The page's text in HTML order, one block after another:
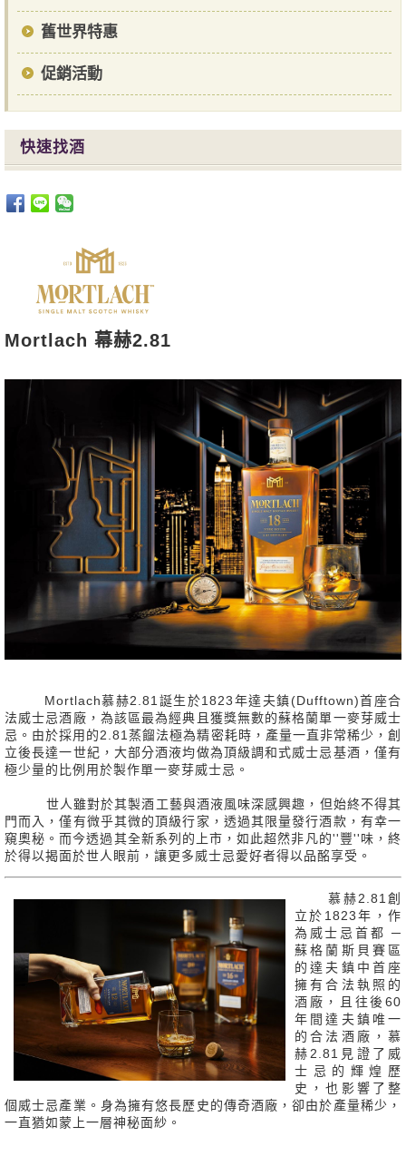
舊世界特惠
促銷活動
快速找酒
Mortlach 幕赫2.81
Mortlach慕赫2.81誕生於1823年達夫鎮(Dufftown)首座合
法威士忌酒廠，為該區最為經典且獲獎無數的蘇格蘭單一麥芽威士
忌。由於採用的2.81蒸餾法極為精密耗時，產量一直非常稀少，創
立後長達一世紀，大部分酒液均做為頂級調和式威士忌基酒，僅有
極少量的比例用於製作單一麥芽威士忌。
世人雖對於其製酒工藝與酒液風味深感興趣，但始終不得其
門而入，僅有微乎其微的頂級行家，透過其限量發行酒款，有幸一
窺奧秘。而今透過其全新系列的上市，如此超然非凡的''豐''味，終
於得以揭面於世人眼前，讓更多威士忌愛好者得以品酩享受。
慕赫2.81創
立於1823年，作
為威士忌首都 ─
蘇格蘭斯貝賽區
的達夫鎮中首座
擁有合法執照的
酒廠，且往後60
年間達夫鎮唯一
的合法酒廠，慕
赫2.81見證了威
士忌的輝煌歷
史，也影響了整
個威士忌產業。身為擁有悠長歷史的傳奇酒廠，卻由於產量稀少，
一直猶如蒙上一層神秘面紗。